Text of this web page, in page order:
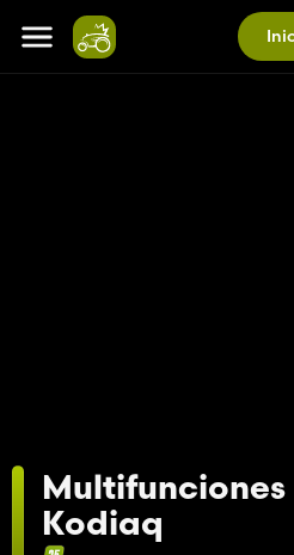
Multifunciones
Kodiaq